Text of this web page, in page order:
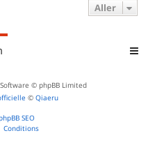
Aller
© phpBB Limited
© Qiaeru
SEO
Conditions